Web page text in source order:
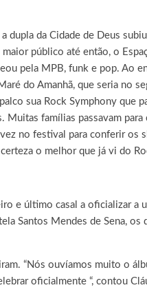
dupla da Cidade de Deus
público até então, o
pela MPB, funk e pop. Ao
do Amanhã, que seria no
sua Rock Symphony que
famílias passavam
no festival para conferir os
o melhor que já vi do
e último casal a oficializar a
Santos Mendes de Sena, os
“Nós ouvíamos muito o
oficialmente “, contou